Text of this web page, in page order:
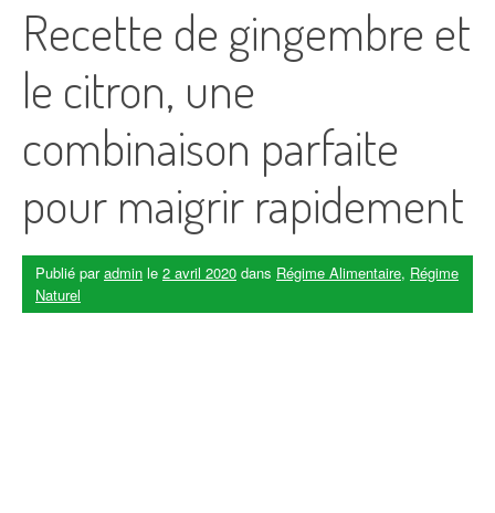
Recette de gingembre et
le citron, une
combinaison parfaite
pour maigrir rapidement
Publié paradmin le 2 avril 2020 dans Régime Alimentaire, Régime
Naturel